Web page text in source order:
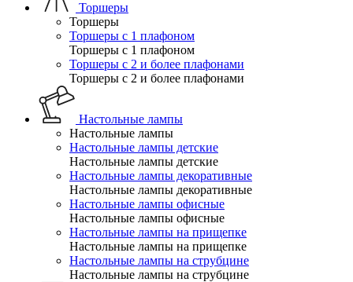
Торшеры
Торшеры
Торшеры с 1 плафоном
Торшеры с 1 плафоном
Торшеры с 2 и более плафонами
Торшеры с 2 и более плафонами
Настольные лампы
Настольные лампы
Настольные лампы детские
Настольные лампы детские
Настольные лампы декоративные
Настольные лампы декоративные
Настольные лампы офисные
Настольные лампы офисные
Настольные лампы на прищепке
Настольные лампы на прищепке
Настольные лампы на струбцине
Настольные лампы на струбцине